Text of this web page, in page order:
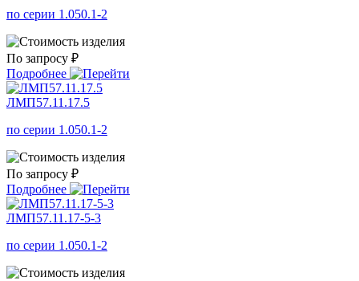
по серии 1.050.1-2
По запросу ₽
Подробнее
ЛМП57.11.17.5
по серии 1.050.1-2
По запросу ₽
Подробнее
ЛМП57.11.17-5-3
по серии 1.050.1-2